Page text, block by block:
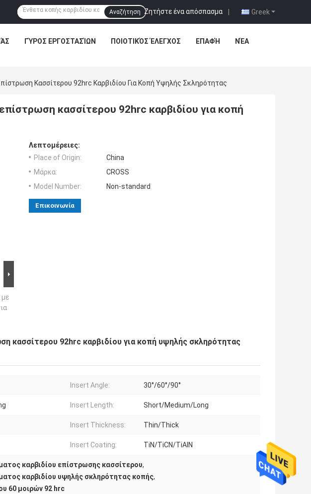
Greek
Ζητήστε ένα απόσπασμα |
Αναζήτηση
ΓΎΡΟΣ ΕΡΓΟΣΤΑΣΊΩΝ ΠΟΙΟΤΙΚΌΣ ΈΛΕΓΧΟΣ ΕΠΑΦΉ ΝΈΑ
Κασσίτερου 92hrc Καρβιδίου Για Κοπή Υψηλής Σκληρότητας
κασσίτερου 92hrc καρβιδίου για κοπή
Λεπτομέρειες:
Place of Origin:
China
Μάρκα:
CROSS
Model Number:
Non-standard
Επικοινωνία
κασσίτερου 92hrc καρβιδίου για κοπή υψηλής σκληρότητας
Insert Angle: 30°/60°/90°
Insert Length: Short/Medium/Long
Insert Thickness: Thin/Thick
Insert Coating: TiN/TiCN/TiAlN
καρβιδίου επίστρωσης κασσίτερου,
καρβιδίου υψηλής σκληρότητας κοπής,
60 μοιρών 92 hrc